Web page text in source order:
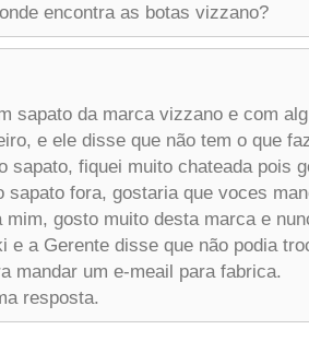
encontra as botas vizzano?
sapato da marca vizzano e com
e ele disse que não tem o que
sapato, fiquei muito chateada pois
sapato fora, gostaria que voces
gosto muito desta marca e
e a Gerente disse que não podia
mandar um e-meail para fabrica.
resposta.